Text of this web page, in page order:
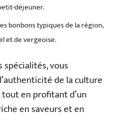
déjeuner.
bonbons typiques de la région,
et de vergeoise.
spécialités, vous
de la culture
en profitant d’un
en saveurs et en